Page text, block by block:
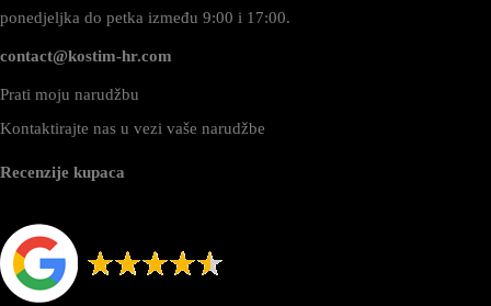
ponedjeljka do petka između 9:00 i 17:00.
contact@kostim-hr.com
Prati moju narudžbu
Kontaktirajte nas u vezi vaše narudžbe
Recenzije kupaca